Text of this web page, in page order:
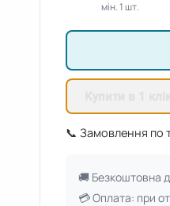
мін. 1 шт.
📞 Замовлення по
🚚 Безкоштовна
💳 Оплата: при